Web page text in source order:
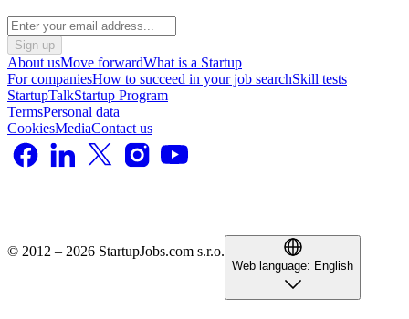
Sign up
About usMove forwardWhat is a Startup
For companiesHow to succeed in your job searchSkill tests
StartupTalkStartup Program
TermsPersonal data
CookiesMediaContact us
© 2012 – 2026 StartupJobs.com s.r.o.
Web language: English